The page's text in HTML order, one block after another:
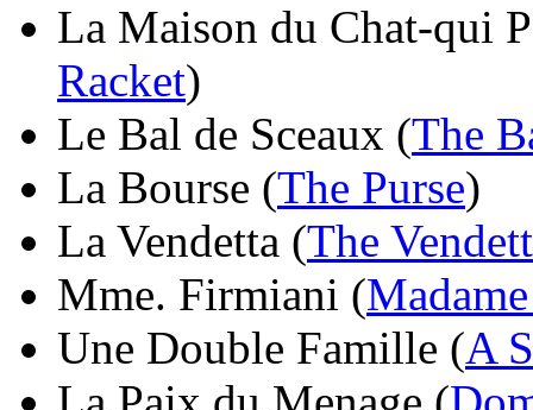
La Maison du Chat-qui
Racket)
Le Bal de Sceaux (The
La Bourse (The Purse)
La Vendetta (The
Mme. Firmiani (
Une Double Famille (A